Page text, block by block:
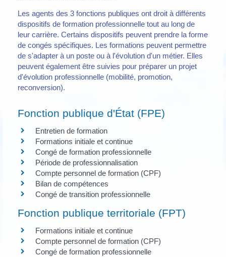
Les agents des 3 fonctions publiques ont droit à différents
dispositifs de formation professionnelle tout au long de
leur carrière. Certains dispositifs peuvent prendre la forme
de congés spécifiques. Les formations peuvent permettre
de s'adapter à un poste ou à l'évolution d'un métier. Elles
peuvent également être suivies pour préparer un projet
d'évolution professionnelle (mobilité, promotion,
reconversion).
Fonction publique d'État (FPE)
Entretien de formation
Formations initiale et continue
Congé de formation professionnelle
Période de professionnalisation
Compte personnel de formation (CPF)
Bilan de compétences
Congé de transition professionnelle
Fonction publique territoriale (FPT)
Formations initiale et continue
Compte personnel de formation (CPF)
Congé de formation professionnelle